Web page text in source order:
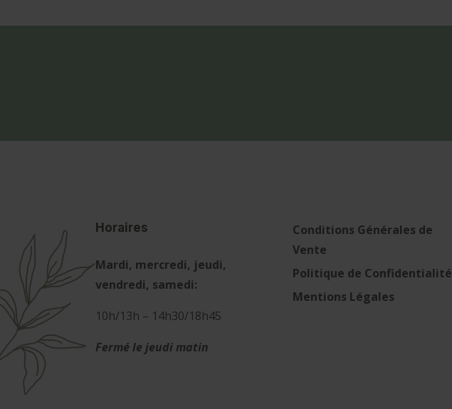
Horaires
Mardi, mercredi, jeudi,
vendredi, samedi:
10h/13h – 14h30/18h45
Fermé le jeudi matin
Conditions Générales de
Vente
Politique de Confidentialité
Mentions Légales